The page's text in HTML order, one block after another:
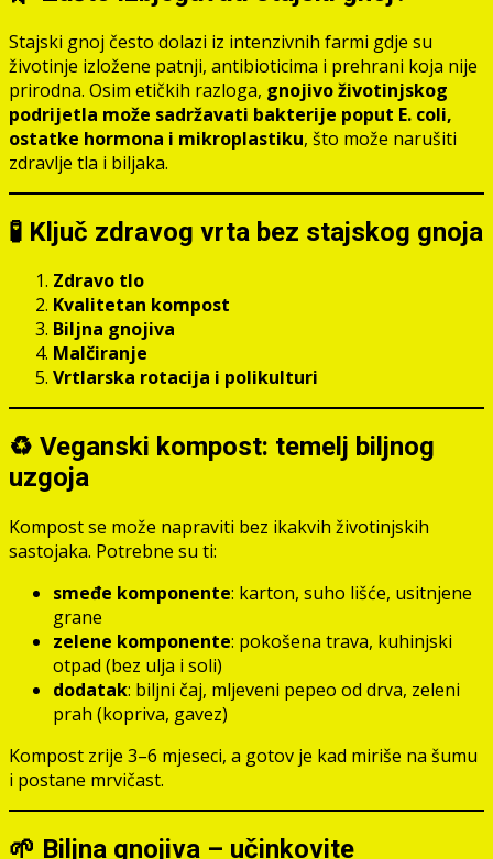
Stajski gnoj često dolazi iz intenzivnih farmi gdje su
životinje izložene patnji, antibioticima i prehrani koja nije
prirodna. Osim etičkih razloga, gnojivo životinjskog
podrijetla može sadržavati bakterije poput E. coli,
ostatke hormona i mikroplastiku, što može narušiti
zdravlje tla i biljaka.
🧪 Ključ zdravog vrta bez stajskog gnoja
Zdravo tlo
Kvalitetan kompost
Biljna gnojiva
Malčiranje
Vrtlarska rotacija i polikulturi
♻️ Veganski kompost: temelj biljnog
uzgoja
Kompost se može napraviti bez ikakvih životinjskih
sastojaka. Potrebne su ti:
smeđe komponente: karton, suho lišće, usitnjene
grane
zelene komponente: pokošena trava, kuhinjski
otpad (bez ulja i soli)
dodatak: biljni čaj, mljeveni pepeo od drva, zeleni
prah (kopriva, gavez)
Kompost zrije 3–6 mjeseci, a gotov je kad miriše na šumu
i postane mrvičast.
🌱 Biljna gnojiva – učinkovite